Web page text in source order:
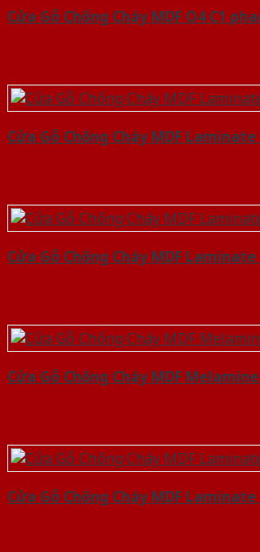
Cửa Gỗ Chống Cháy MDF O4 C1
Cửa Gỗ Chống Cháy MDF
Cửa Gỗ Chống Cháy MDF Laminate
Cửa Gỗ Chống Cháy MDF Melamine
Cửa Gỗ Chống Cháy MDF Laminate